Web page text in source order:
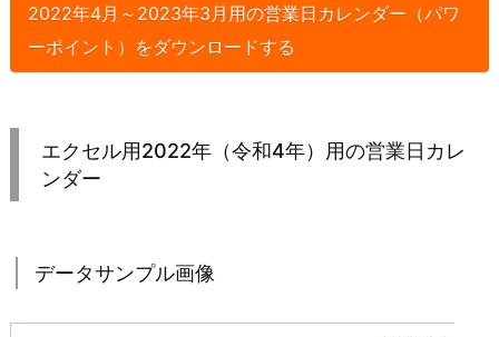
2022年4月～2023年3月用の営業日カレンダー（パワ
ーポイント）をダウンロードする
エクセル用2022年（令和4年）用の営業日カレ
ンダー
データサンプル画像